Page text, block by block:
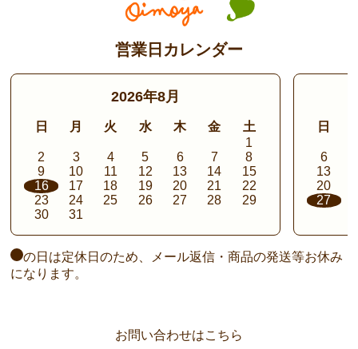
営業日カレンダー
2026年8月
日 月 火 水 木 金
土
1
2
3 4 5 6 7
8
9
10 11 12 13 14
15
16
17 18 19 20 21
22
23
24 25 26 27 28
29
30
31
日
6
13
20
27
の日は定休日のため、メール返信・商品の発送等お休み
になります。
お問い合わせはこちら